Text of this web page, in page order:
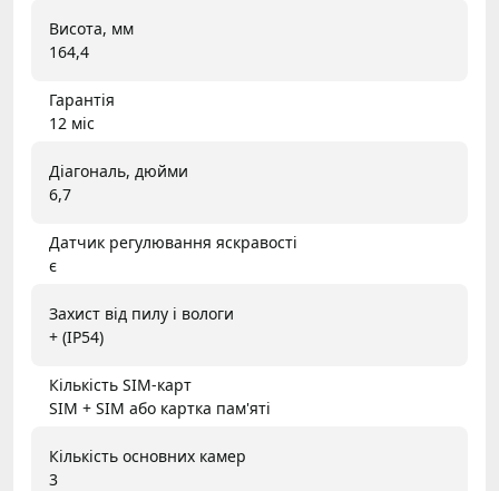
Висота, мм
164,4
Гарантія
12 міс
Діагональ, дюйми
6,7
Датчик регулювання яскравості
є
Захист від пилу і вологи
+ (IP54)
Кількість SIM-карт
SIM + SIM або картка пам'яті
Кількість основних камер
3